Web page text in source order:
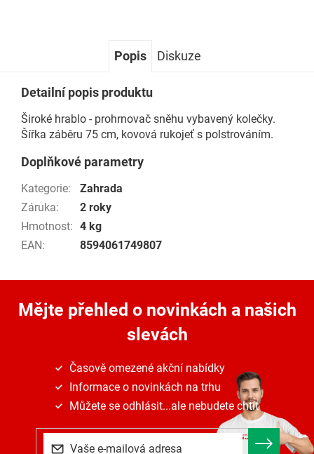
Popis Diskuze
Detailní popis produktu
Široké hrablo - prohrnovač sněhu vybavený kolečky.
Šířka záběru 75 cm, kovová rukojeť s polstrováním.
Doplňkové parametry
Kategorie:
Zahrada
Záruka:
2 roky
Hmotnost: 4 kg
EAN: 8594061749807
Mějte přehled o novinkách a našich
slevách
Časově omezené akční nabídky
Informace o novinkách na trhu
Můžete se odhlásit...ale nebudete chtít